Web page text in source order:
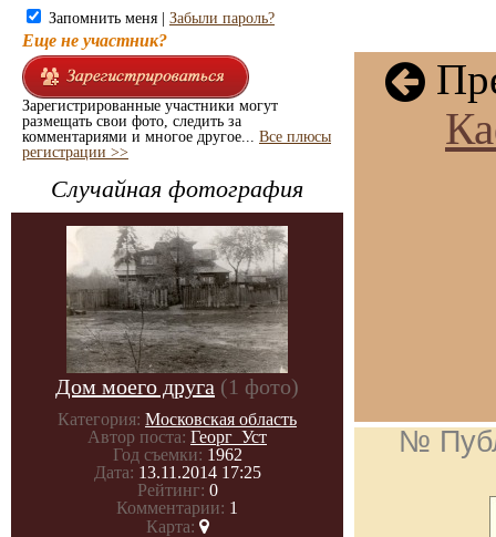
Запомнить меня | Забыли пароль?
Еще не участник?
Зарегистрированные участники могут
размещать свои фото, следить за
комментариями и многое другое... Все плюсы
регистрации >>
Случайная фотография
Дом моего друга (1 фото)
Категория: Московская область
Автор поста: Георг_Уст
Год съемки: 1962
Дата: 13.11.2014 17:25
Рейтинг: 0
Комментарии: 1
Карта:
№